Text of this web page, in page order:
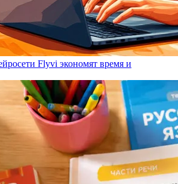
Flyvi экономят время и